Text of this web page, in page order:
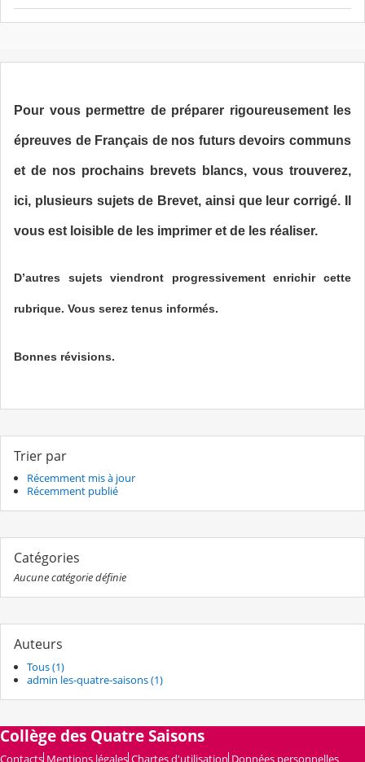
Pour vous permettre de préparer rigoureusement les
épreuves de Français de nos futurs devoirs communs
et de nos prochains brevets blancs, vous trouverez,
ici, plusieurs sujets de Brevet, ainsi que leur corrigé. Il
vous est loisible de les imprimer et de les réaliser.
D’autres sujets viendront progressivement enrichir cette
rubrique. Vous serez tenus informés.
Bonnes révisions.
Trier par
Récemment mis à jour
Récemment publié
Catégories
Aucune catégorie définie
Auteurs
Tous (1)
admin les-quatre-saisons (1)
Collège des Quatre Saisons
Contacts Mentions légales Chartes d'utilisation Données personnelles